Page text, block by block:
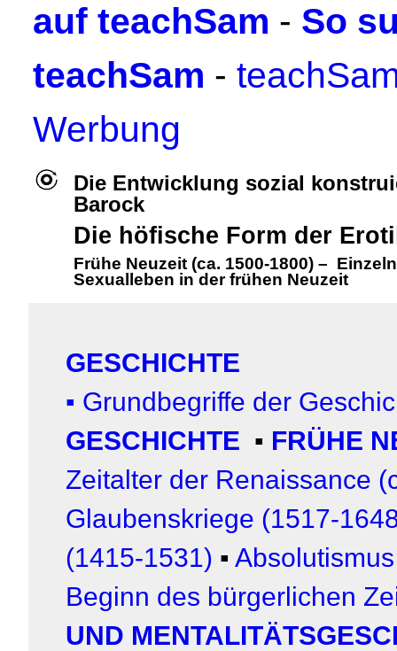
auf teachSam - So
teachSam -
Werbung
Die Entwicklung sozial
Barock
Die höfische Form der
Frühe Neuzeit (ca. 1500-1800) –
Sexualleben in der frühen Neuzeit
GESCHICHTE
▪ Grundbegriffe der
GESCHICHTE ▪ FRÜHE
Zeitalter der Renaissance
Glaubenskriege (1517-
(1415-1531) ▪
Beginn des bürgerlichen
UND